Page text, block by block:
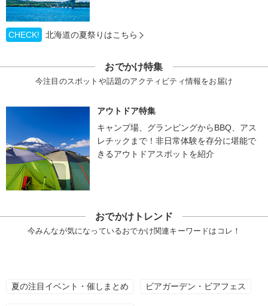
CHECK! 北海道の夏祭りはこちら
おでかけ特集
今注目のスポットや話題のアクティビティ情報をお届け
アウトドア特集
キャンプ場、グランピングからBBQ、アス
レチックまで！非日常体験を存分に堪能で
きるアウトドアスポットを紹介
おでかけトレンド
今みんなが気になっているおでかけ関連キーワードはコレ！
夏の注目イベント・催しまとめ ビアガーデン・ビアフェス